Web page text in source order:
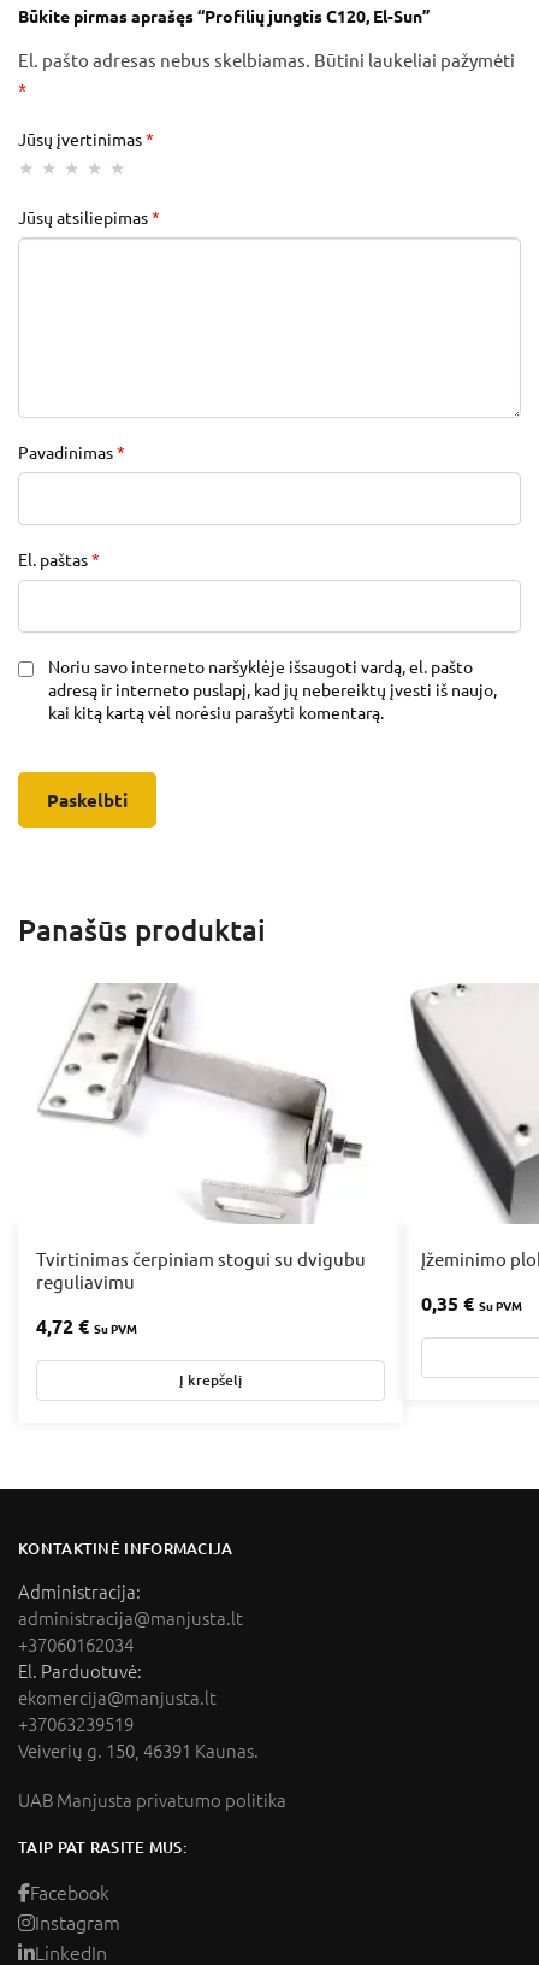
Būkite pirmas aprašęs “Profilių jungtis C120, El-Sun”
El. pašto adresas nebus skelbiamas. Būtini laukeliai pažymėti
*
Jūsų įvertinimas*
Jūsų atsiliepimas*
Pavadinimas*
El. paštas*
Noriu savo interneto naršyklėje išsaugoti vardą, el. pašto
adresą ir interneto puslapį, kad jų nebereiktų įvesti iš naujo,
kai kitą kartą vėl norėsiu parašyti komentarą.
Panašūs produktai
Tvirtinimas čerpiniam stogui su dvigubu
reguliavimu
4,72€ Su PVM
Į krepšelį
Įžeminimo
0,35€ Su PVM
KONTAKTINĖ INFORMACIJA
Administracija:
administracija@manjusta.lt
+37060162034
El. Parduotuvė:
ekomercija@manjusta.lt
+37063239519
Veiverių g. 150, 46391 Kaunas.
UAB Manjusta privatumo politika
TAIP PAT RASITE MUS:
Facebook
Instagram
LinkedIn